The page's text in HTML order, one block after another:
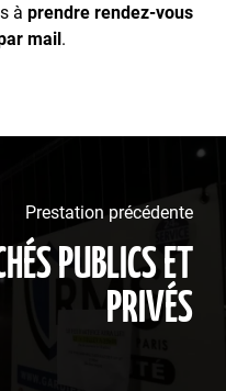
àprendre rendez-vous
mail.
Prestation précédente
PUBLICS ET
PRIVÉS